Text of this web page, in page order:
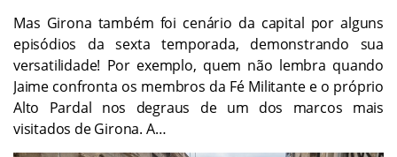
Mas Girona também foi cenário da capital por alguns
episódios da sexta temporada, demonstrando sua
versatilidade! Por exemplo, quem não lembra quando
Jaime confronta os membros da Fé Militante e o próprio
Alto Pardal nos degraus de um dos marcos mais
visitados de Girona. A…